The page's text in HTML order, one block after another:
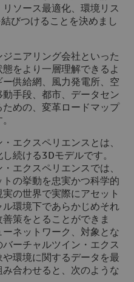
リソース最適化、環境リス
びつけることを決めまし
ニアリング会社といった
をより一層理解できるよ
供給網、風力発電所、空
手段、都市、データセン
めの、変革ロードマップ
エクスペリエンスとは、
続ける3Dモデルです。
エクスペリエンスでは、
の挙動を忠実かつ科学的
の世界で実際にアセット
環境下であらかじめそれ
策をとることができま
ネットワーク、対象とな
ーチャルツイン・エクス
環境に関するデータを最
合わせると、次のような